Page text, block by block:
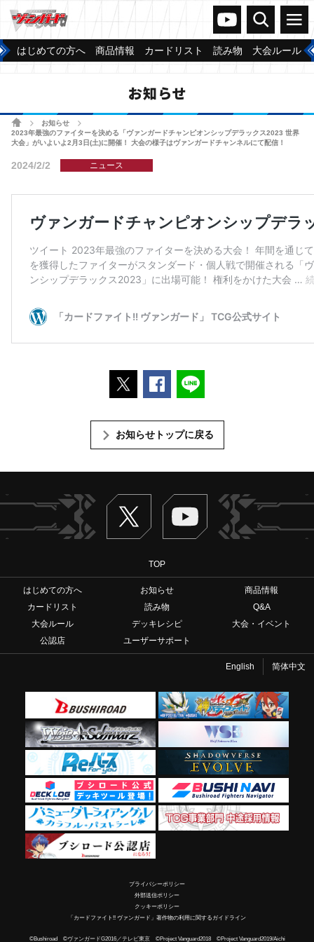
ヴァンガードch
検索 メニュー
はじめての方へ 商品情報 カードリスト 読み物 大会ルール
お知らせ
ホームお知らせ
2023年最強のファイターを決める「ヴァンガードチャンピオンシップデラックス2023 世界
大会」がいよいよ2月3日(土)に開催！ 大会の様子はヴァンガードチャンネルにて配信！
2024/2/2 ニュース
ポストするFacebookでシェアする
お知らせトップに戻る
Twitter ヴァンガードch
TOP
はじめての方へ お知らせ
商品情報
カードリスト
読み物
Q&A
大会ルール
デッキレシピ
大会・イベント
公認店
ユーザーサポート
English 简体中文
プライバシーポリシー
外部送信ポリシー
クッキーポリシー
「カードファイト!! ヴァンガード」著作物の利用に関するガイドライン
©Bushiroad ©ヴァンガードG2016／テレビ東京 ©Project Vanguard2018 ©Project Vanguard2019/Aichi